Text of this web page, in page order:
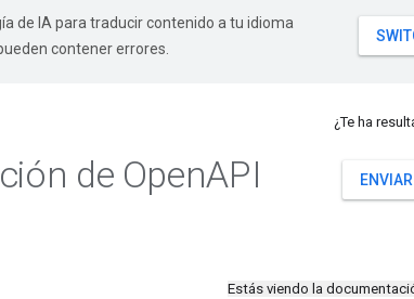
de IA para traducir contenido a tu idioma
contener errores.
¿Te ha
de OpenAPI
Estás viendo la